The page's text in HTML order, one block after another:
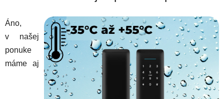
Áno,
v našej
ponuke
máme aj